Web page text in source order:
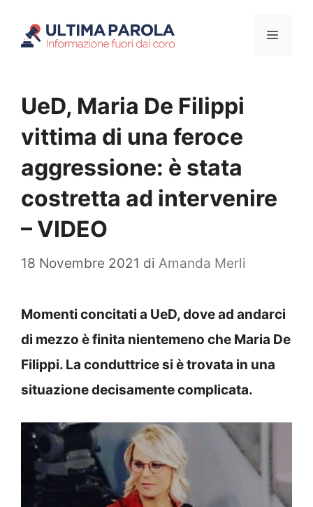
Menu
UeD, Maria De Filippi
vittima di una feroce
aggressione: è stata
costretta ad intervenire
– VIDEO
18 Novembre 2021 di Amanda Merli
Momenti concitati a UeD, dove ad andarci
di mezzo è finita nientemeno che Maria De
Filippi. La conduttrice si è trovata in una
situazione decisamente complicata.